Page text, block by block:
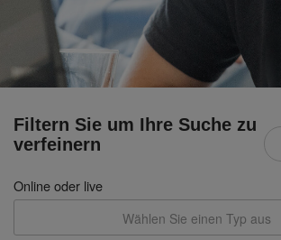
Filtern Sie um Ihre Suche zu
verfeinern
Online oder live
Wählen Sie einen Typ aus